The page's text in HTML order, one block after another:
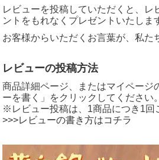
レビューを投稿していただくと、レ
ントをもれなくプレゼントいたしま
お客様からいただくお言葉が、私た
レビューの投稿方法
商品詳細ページ、またはマイページ
ーを書く」をクリックしてください。
※レビュー投稿は、1商品につき1回
>>>レビューの書き方はコチラ